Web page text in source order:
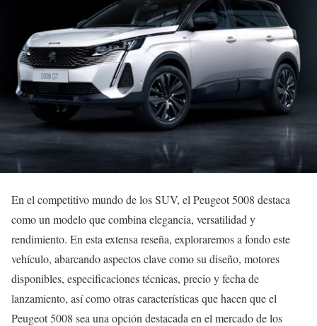
En el competitivo mundo de los SUV, el Peugeot 5008 destaca
como un modelo que combina elegancia, versatilidad y
rendimiento. En esta extensa reseña, exploraremos a fondo este
vehículo, abarcando aspectos clave como su diseño, motores
disponibles, especificaciones técnicas, precio y fecha de
lanzamiento, así como otras características que hacen que el
Peugeot 5008 sea una opción destacada en el mercado de los